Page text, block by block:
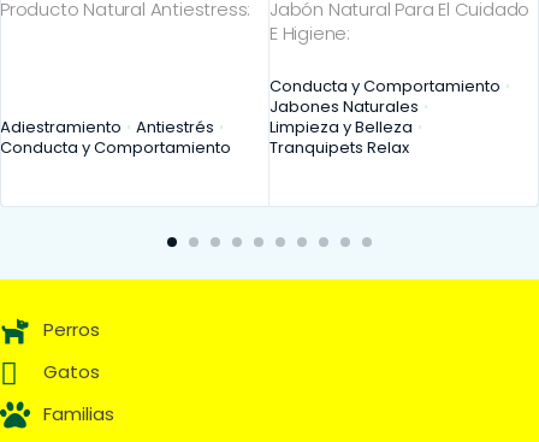
Producto Natural Antiestress:
Adiestramiento
Antiestrés
Conducta y Comportamiento
Jabón Natural Para El Cuidado
E Higiene:
Conducta y Comportamiento
Jabones Naturales
Limpieza y Belleza
Tranquipets Relax
Perros
Gatos
Familias